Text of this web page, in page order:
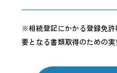
※相続登記にかかる登録免
要となる書類取得のための実